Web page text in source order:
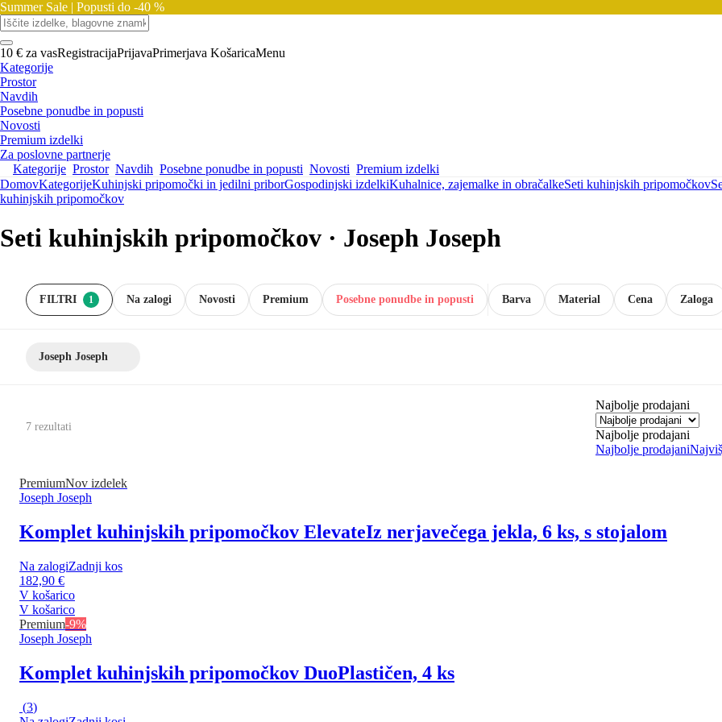
Summer Sale | Popusti do -40 %
10 € za vasRegistracijaPrijavaPrimerjava KošaricaMenu
Kategorije
Prostor
Navdih
Posebne ponudbe in popusti
Novosti
Premium izdelki
Za poslovne partnerje
Kategorije Prostor Navdih Posebne ponudbe in popusti Novosti Premium izdelki
DomovKategorijeKuhinjski pripomočki in jedilni priborGospodinjski izdelkiKuhalnice, zajemalke in obračalkeSeti kuhinjskih pripomočkov
kuhinjskih pripomočkov
Seti kuhinjskih pripomočkov · Joseph Joseph
FILTRI 1 Na zalogi Premium Posebne ponudbe in popusti
Novosti Barva Material Cena Zaloga
Joseph Joseph
7 rezultati
Najbolje prodajani
Najbolje prodajani
Najbolje prodajani
PremiumNov izdelek
Joseph Joseph
Komplet kuhinjskih pripomočkov ElevateIz nerjavečega jekla, 6 ks, s stojalom
Na zalogiZadnji kos
182,90 €
V košarico
V košarico
Premium-9%
Joseph Joseph
Komplet kuhinjskih pripomočkov DuoPlastičen, 4 ks
(3)